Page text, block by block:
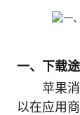
一、下载
苹果
以在应用